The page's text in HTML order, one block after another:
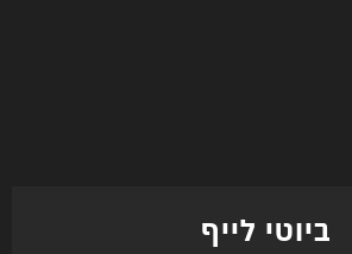
ביוטי לייף